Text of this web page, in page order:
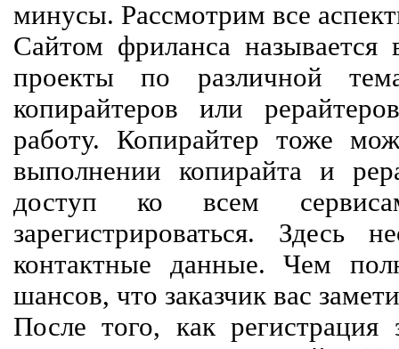
минусы. Рассмотрим все
Сайтом фриланса называется
проекты по различной
копирайтеров или
работу. Копирайтер тоже
выполнении копирайта и
доступ ко всем
зарегистрироваться. Здесь
контактные данные. Чем
шансов, что заказчик вас
После того, как регистрация